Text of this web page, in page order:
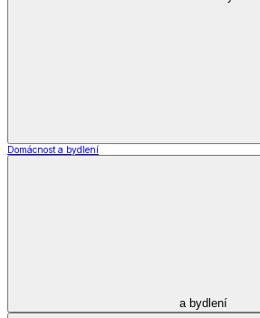
Domácnost a bydlení
a bydlení